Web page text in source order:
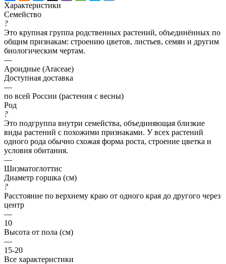
Характеристики
Семейство
?
Это крупная группа родственных растений, объединённых по
общим признакам: строению цветов, листьев, семян и другим
биологическим чертам.
—
Ароидные (Araceae)
Доступная доставка
—
по всей России (растения с весны)
Род
?
Это подгруппа внутри семейства, объединяющая близкие
виды растений с похожими признаками. У всех растений
одного рода обычно схожая форма роста, строение цветка и
условия обитания.
—
Шизматоглоттис
Диаметр горшка (см)
?
Расстояние по верхнему краю от одного края до другого через
центр
—
10
Высота от пола (см)
—
15-20
Все характеристики